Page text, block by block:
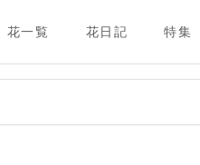
花一覧 花日記 特集